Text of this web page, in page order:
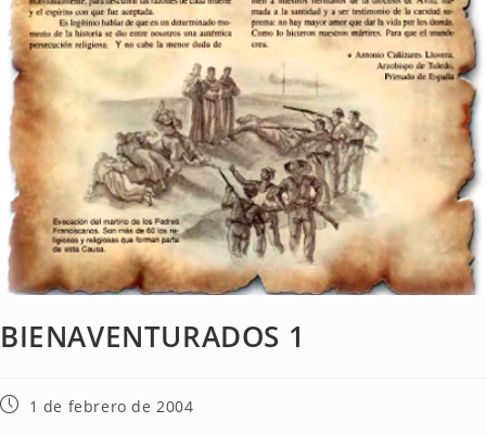
BIENAVENTURADOS 1
1 de febrero de 2004